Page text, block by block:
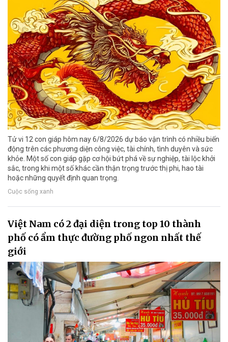
Tử vi 12 con giáp hôm nay 6/8/2026 dự báo vận trình có nhiều biến
động trên các phương diện công việc, tài chính, tình duyên và sức
khỏe. Một số con giáp gặp cơ hội bứt phá về sự nghiệp, tài lộc khởi
sắc, trong khi một số khác cần thận trọng trước thị phi, hao tài
hoặc những quyết định quan trọng.
Cuộc sống xanh
Việt Nam có 2 đại diện trong top 10 thành
phố có ẩm thực đường phố ngon nhất thế
giới